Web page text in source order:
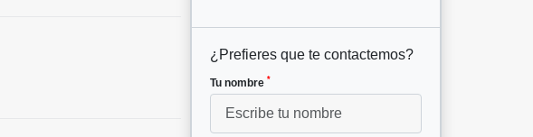
¿Prefieres que te contactemos?
Tu nombre *